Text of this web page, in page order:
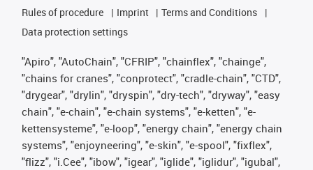
Rules of procedure
Imprint
Terms and Conditions
Data protection settings
"Apiro", "AutoChain", "CFRIP", "chainflex", "chainge",
"chains for cranes", "conprotect", "cradle-chain", "CTD",
"drygear", "drylin", "dryspin", "dry-tech", "dryway", "easy
chain", "e-chain", "e-chain systems", "e-ketten", "e-
kettensysteme", "e-loop", "energy chain", "energy chain
systems", "enjoyneering", "e-skin", "e-spool", "fixflex",
"flizz", "i.Cee", "ibow", "igear", "iglide", "iglidur", "igubal",